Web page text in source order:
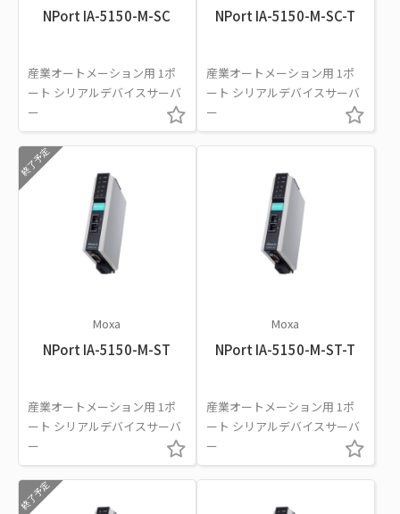
NPort IA-5150-M-SC
産業オートメーション用 1ポ
ート シリアルデバイスサーバ
ー
NPort IA-5150-M-SC-T
産業オートメーション用 1ポ
ート シリアルデバイスサーバ
ー
終了予定
Moxa
NPort IA-5150-M-ST
産業オートメーション用 1ポ
ート シリアルデバイスサーバ
ー
Moxa
NPort IA-5150-M-ST-T
産業オートメーション用 1ポ
ート シリアルデバイスサーバ
ー
終了予定